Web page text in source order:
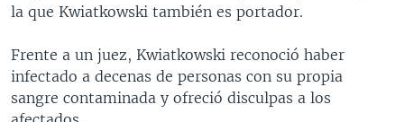
la que Kwiatkowski también es portador.
Frente a un juez, Kwiatkowski reconoció haber
infectado a decenas de personas con su propia
sangre contaminada y ofreció disculpas a los